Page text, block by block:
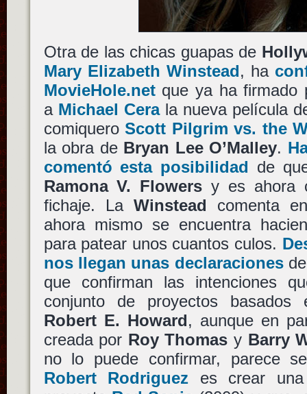
Otra de las chicas guapas de
Mary Elizabeth Winstead, ha
MovieHole.netque ya ha firmado
a Michael Cerala nueva película
comiqueroScott Pilgrim vs. the
la obra de Bryan Lee O’Malley.
comentó esta posibilidad de
Ramona V. Flowers y es ahora
fichaje. La Winstead comenta
ahora mismo se encuentra
para patear unos cuantos culos.
nos llegan unas declaraciones
que confirman las intenciones
conjunto de proyectos
Robert E. Howard, aunque en
creada por Roy Thomas y Barry
no lo puede confirmar, parece
Robert Rodriguez es crear una